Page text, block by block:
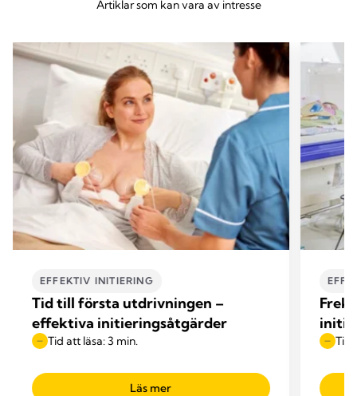
Artiklar som kan vara av intresse
EFFEKTIV INITIERING
Tid till första utdrivningen –
effektiva initieringsåtgärder
Tid att läsa: 3 min.
Läs mer
Tid